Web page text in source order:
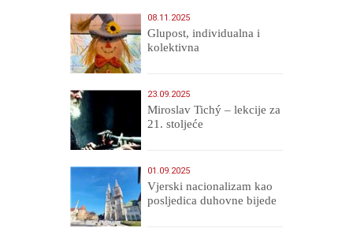
08.11.2025
Glupost, individualna i
kolektivna
23.09.2025
Miroslav Tichý – lekcije za
21. stoljeće
01.09.2025
​Vjerski nacionalizam kao
posljedica duhovne bijede